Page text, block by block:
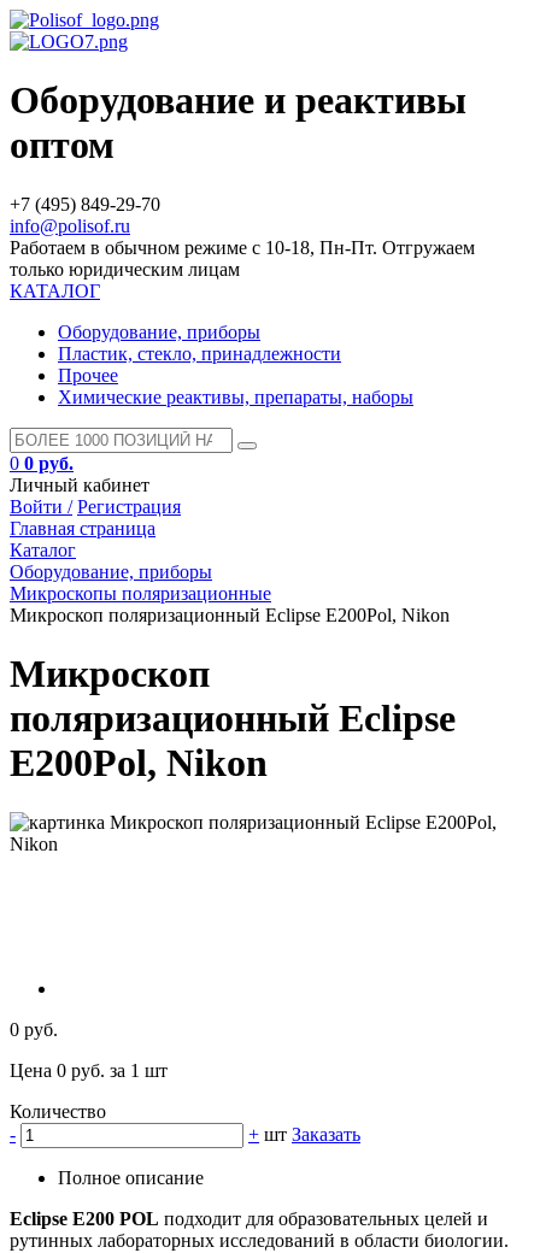
Оборудование и реактивы
оптом
+7 (495) 849-29-70
info@polisof.ru
Работаем в обычном режиме с 10-18, Пн-Пт. Отгружаем
только юридическим лицам
КАТАЛОГ
Оборудование, приборы
Пластик, стекло, принадлежности
Прочее
Химические реактивы, препараты, наборы
0 0 руб.
Личный кабинет
Войти / Регистрация
Главная страница
Каталог
Оборудование, приборы
Микроскопы поляризационные
Микроскоп поляризационный Eclipse E200Pol, Nikon
Микроскоп
поляризационный Eclipse
E200Pol, Nikon
0 руб.
Цена 0 руб. за 1 шт
Количество
-
+ шт Заказать
Полное описание
Eclipse E200 POL подходит для образовательных целей и
рутинных лабораторных исследований в области биологии.